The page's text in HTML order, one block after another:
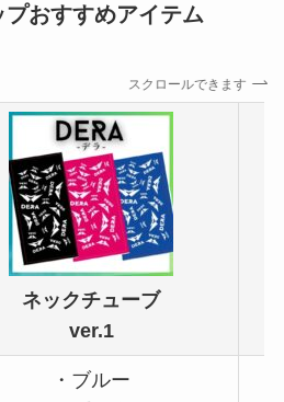
おすすめアイテム
スクロールできます
ネックチューブ
ver.1
・ブルー